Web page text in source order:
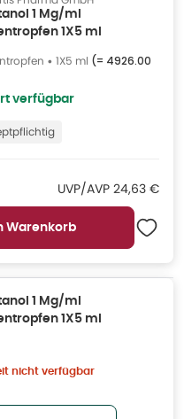
1 Mg/ml
1X5 ml
• 1X5 ml (= 4926.00
verfügbar
UVP/AVP UVP/AVP
24,63 €
Warenkorb
1 Mg/ml
1X5 ml
nicht verfügbar